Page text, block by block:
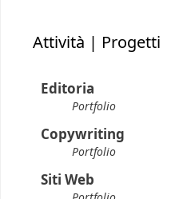
Attività | Progetti
Editoria
Portfolio
Copywriting
Portfolio
Siti Web